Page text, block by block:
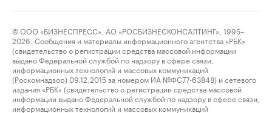
© ООО «БИЗНЕСПРЕСС», АО «РОСБИЗНЕСКОНСАЛТИНГ», 1995–
2026. Сообщения и материалы информационного агентства «РБК»
(свидетельство о регистрации средства массовой информации
выдано Федеральной службой по надзору в сфере связи,
информационных технологий и массовых коммуникаций
(Роскомнадзор) 09.12.2015 за номером ИА №ФС77-63848) и сетевого
издания «РБК» (свидетельство о регистрации средства массовой
информации выдано Федеральной службой по надзору в сфере связи,
информационных технологий и массовых коммуникаций